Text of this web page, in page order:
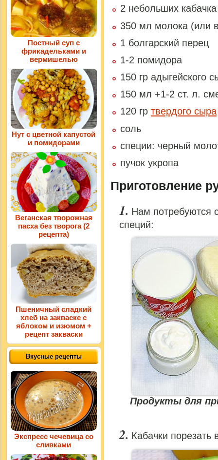
2 небольших кабачка
350 мл молока (или
1 болгарский перец
1-2 помидора
150 гр адыгейского
150 мл +1-2 ст. л.
120 гр твердого сыра
соль
специи: черный
пучок укропа
Приготовление
Нам потребуются
специй:
Продукты для
Кабачки порезать
Постный суп с
фрикадельками и
вермишелью
Нут с цветной капустой
и помидорами
Веганская творожная
пасха без творога (2
рецепта)
Пшеничный сладкий
хлеб на закваске с
яблоком и изюмом +
рецепт закваски
Вкусные рецепты
Экспресс чечевица со
сливками